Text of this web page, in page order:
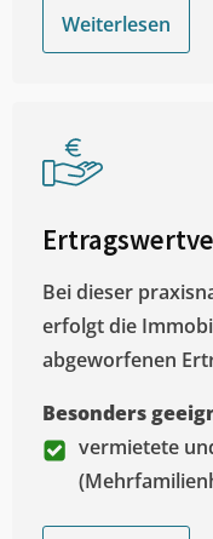
Weiterlesen
Bei dieser
erfolgt die
abgeworfenen
Besonders
vermietete